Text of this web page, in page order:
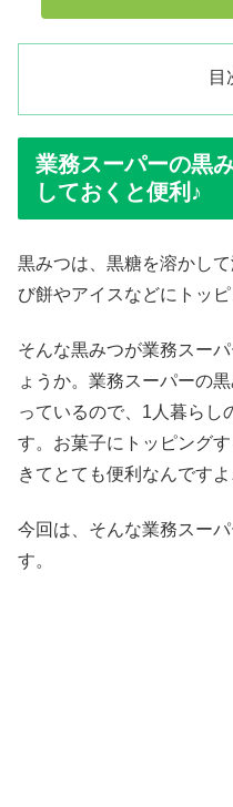
目
業務スーパーの黒
しておくと便利♪
黒みつは、黒糖を溶かし
び餅やアイスなどにトッ
そんな黒みつが業務スー
ょうか。業務スーパーの
っているので、1人暮らし
す。お菓子にトッピング
きてとても便利なんですよ
今回は、そんな業務スー
す。